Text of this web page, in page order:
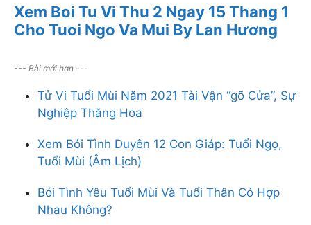
shop rượu vang
shop rượu ngoại
bia nhập khẩu
Hotline: 0938.90.92.95
rượu vang pháp
rượu vang ý
rượu vang đỏ
rượu vang đà lạt
rượu hàn quốc
Xem Boi Tu Vi Thu 2 Ngay 15 Thang 1
Cho Tuoi Ngo Va Mui By Lan Hương
--- Bài mới hơn ---
Tử Vi Tuổi Mùi Năm 2021 Tài Vận “gõ Cửa”, Sự
Nghiệp Thăng Hoa
Xem Bói Tình Duyên 12 Con Giáp: Tuổi Ngọ,
Tuổi Mùi (Âm Lịch)
Bói Tình Yêu Tuổi Mùi Và Tuổi Thân Có Hợp
Nhau Không?